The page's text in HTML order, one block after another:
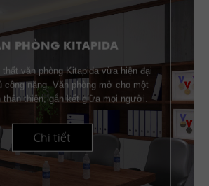
PHÒNG KITAPIDA
thất văn phòng Kitapida vừa hiện đại
công năng. Văn phòng mở cho một
thân thiện, gắn kết giữa mọi người.
Chi tiết